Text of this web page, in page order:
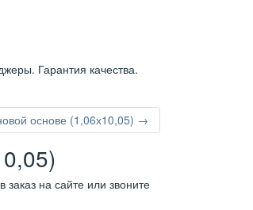
Гарантия качества.
основе (1,06х10,05) →
на сайте или звоните